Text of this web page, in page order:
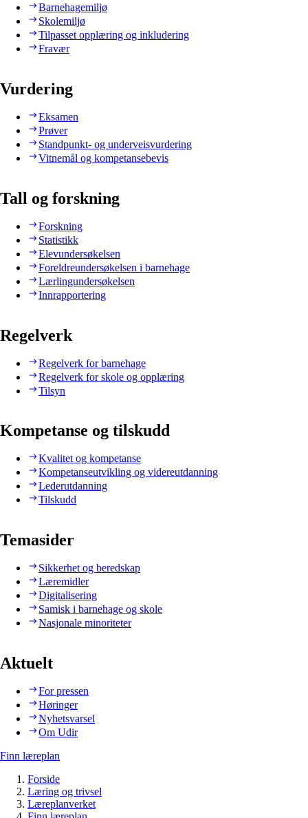
Barnehagemiljø
Skolemiljø
Tilpasset opplæring og inkludering
Fravær
Vurdering
Eksamen
Prøver
Standpunkt- og underveisvurdering
Vitnemål og kompetansebevis
Tall og forskning
Forskning
Statistikk
Elevundersøkelsen
Foreldreundersøkelsen i barnehage
Lærlingundersøkelsen
Innrapportering
Regelverk
Regelverk for barnehage
Regelverk for skole og opplæring
Tilsyn
Kompetanse og tilskudd
Kvalitet og kompetanse
Kompetanseutvikling og videreutdanning
Lederutdanning
Tilskudd
Temasider
Sikkerhet og beredskap
Læremidler
Digitalisering
Samisk i barnehage og skole
Nasjonale minoriteter
Aktuelt
For pressen
Høringer
Nyhetsvarsel
Om Udir
Finn læreplan
Forside
Læring og trivsel
Læreplanverket